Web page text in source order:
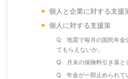
個人と企業に対する支援
個人に対する支援策
Q 地震で毎月の国民年金
てもらえないか。
Q 月末の保険料引き落と
Q 年金が一部止められて